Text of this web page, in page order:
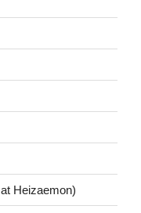
Heizaemon)